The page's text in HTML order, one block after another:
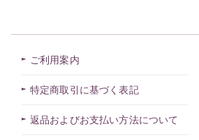
ご利用案内
特定商取引に基づく表記
返品およびお支払い方法について